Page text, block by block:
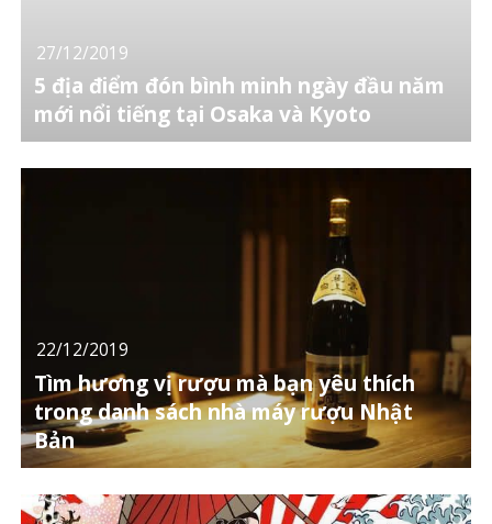
27/12/2019
5 địa điểm đón bình minh ngày đầu năm
mới nổi tiếng tại Osaka và Kyoto
22/12/2019
Tìm hương vị rượu mà bạn yêu thích
trong danh sách nhà máy rượu Nhật
Bản